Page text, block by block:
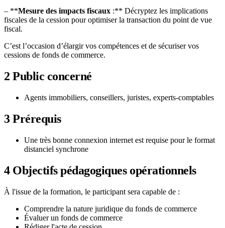
– **Mesure des impacts fiscaux :** Décryptez les implications
fiscales de la cession pour optimiser la transaction du point de vue
fiscal.
C’est l’occasion d’élargir vos compétences et de sécuriser vos
cessions de fonds de commerce.
2 Public concerné
Agents immobiliers, conseillers, juristes, experts-comptables
3Prérequis
Une très bonne connexion internet est requise pour le format
distanciel synchrone
4Objectifs pédagogiques opérationnels
À l'issue de la formation, le participant sera capable de :
Comprendre la nature juridique du fonds de commerce
Évaluer un fonds de commerce